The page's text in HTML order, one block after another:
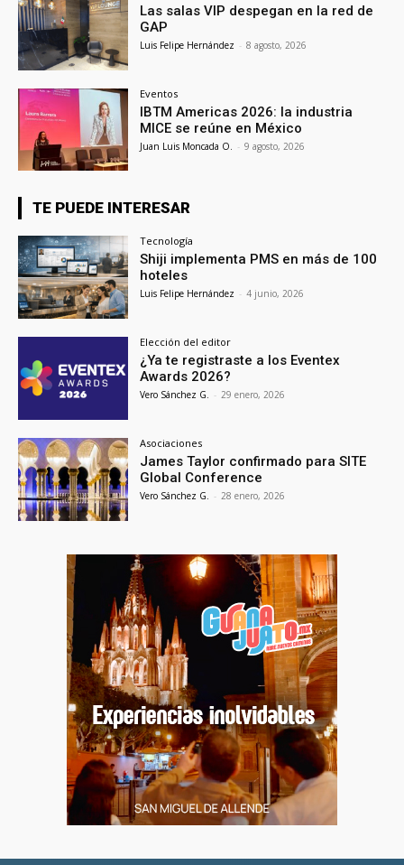
Las salas VIP despegan en la red de
GAP
Luis Felipe Hernández - 8 agosto, 2026
Eventos
IBTM Americas 2026: la industria
MICE se reúne en México
Juan Luis Moncada O. - 9 agosto, 2026
TE PUEDE INTERESAR
Tecnología
Shiji implementa PMS en más de 100
hoteles
Luis Felipe Hernández - 4 junio, 2026
Elección del editor
¿Ya te registraste a los Eventex
Awards 2026?
Vero Sánchez G. - 29 enero, 2026
Asociaciones
James Taylor confirmado para SITE
Global Conference
Vero Sánchez G. - 28 enero, 2026